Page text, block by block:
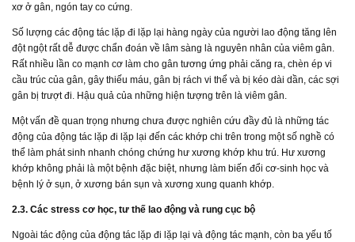
xơ ở gân, ngón tay co cứng.
Số lượng các động tác lặp đi lặp lại hàng ngày của người lao động tăng lên
đột ngột rất dễ được chẩn đoán về lâm sàng là nguyên nhân của viêm gân.
Rất nhiều lần co mạnh cơ làm cho gân tương ứng phải căng ra, chèn ép vi
cầu trúc của gân, gây thiếu máu, gân bị rách vi thể và bị kéo dài dần, các sợi
gân bị trượt đi. Hậu quả của những hiện tượng trên là viêm gân.
Một vấn đề quan trọng nhưng chưa được nghiên cứu đầy đủ là những tác
động của động tác lặp đi lặp lại đến các khớp chi trên trong một số nghề có
thể làm phát sinh nhanh chóng chứng hư xương khớp khu trú. Hư xương
khớp không phải là một bệnh đặc biệt, nhưng làm biến đổi cơ-sinh học và
bệnh lý ở sụn, ở xương bán sụn và xương xung quanh khớp.
2.3. Các stress cơ học, tư thế lao động và rung cục bộ
Ngoài tác động của động tác lặp đi lặp lại và động tác mạnh, còn ba yếu tố